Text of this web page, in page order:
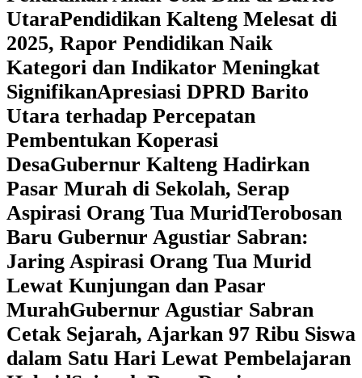
Utara‎Pendidikan Kalteng Melesat di
2025, Rapor Pendidikan Naik
Kategori dan Indikator Meningkat
SignifikanApresiasi DPRD Barito
Utara terhadap Percepatan
Pembentukan Koperasi
Desa‎Gubernur Kalteng Hadirkan
Pasar Murah di Sekolah, Serap
Aspirasi Orang Tua Murid‎Terobosan
Baru Gubernur Agustiar Sabran:
Jaring Aspirasi Orang Tua Murid
Lewat Kunjungan dan Pasar
MurahGubernur Agustiar Sabran
Cetak Sejarah, Ajarkan 97 Ribu Siswa
dalam Satu Hari Lewat Pembelajaran